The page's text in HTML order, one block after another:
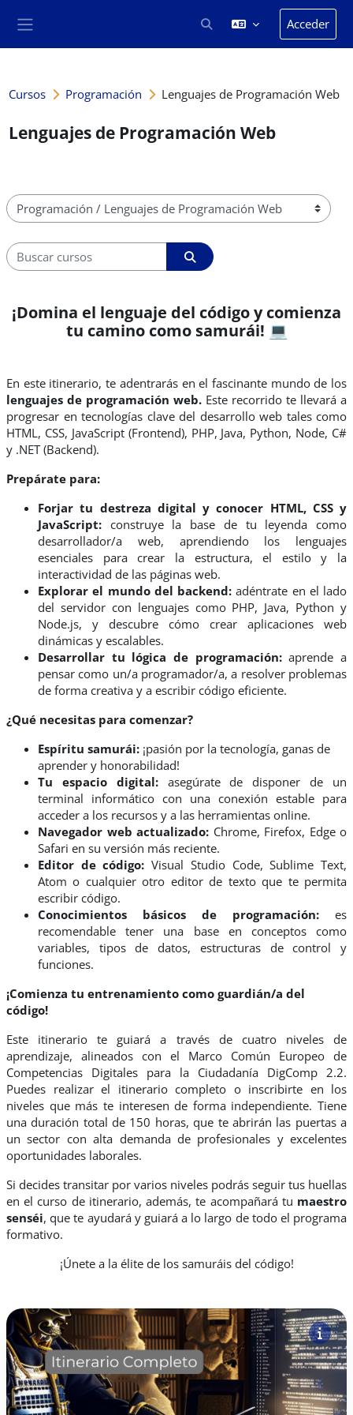
Selector de búsqueda de
Acceder
Cursos Programación Lenguajes de Programación Web
Lenguajes de Programación Web
Categorías
Buscar cursos
Buscar cursos
¡Domina el lenguaje del código y comienza
tu camino como samurái! 💻
En este itinerario, te adentrarás en el fascinante mundo de los
lenguajes de programación web. Este recorrido te llevará a
progresar en tecnologías clave del desarrollo web tales como
HTML, CSS, JavaScript (Frontend), PHP, Java, Python, Node, C#
y .NET (Backend).
Prepárate para:
Forjar tu destreza digital y conocer HTML, CSS y
JavaScript: construye la base de tu leyenda como
desarrollador/a web, aprendiendo los lenguajes
esenciales para crear la estructura, el estilo y la
interactividad de las páginas web.
Explorar el mundo del backend: adéntrate en el lado
del servidor con lenguajes como PHP, Java, Python y
Node.js, y descubre cómo crear aplicaciones web
dinámicas y escalables.
Desarrollar tu lógica de programación:aprende a
pensar como un/a programador/a, a resolver problemas
de forma creativa y a escribir código eficiente.
¿Qué necesitas para comenzar?
Espíritu samurái: ¡pasión por la tecnología, ganas de
aprender y honorabilidad!
Tu espaciodigital:asegúrate de disponer de un
terminal informático con una conexión estable para
acceder a los recursos y a las herramientas online.
Navegador web actualizado: Chrome, Firefox, Edge o
Safari en su versión más reciente.
Editor de código: Visual Studio Code, Sublime Text,
Atom o cualquier otro editor de texto que te permita
escribir código.
Conocimientos básicos de programación: es
recomendable tener una base en conceptos como
variables, tipos de datos, estructuras de control y
funciones.
¡Comienza tu entrenamiento como guardián/a del
código!
Este itinerario te guiará a través de cuatro niveles de
aprendizaje, alineados con el Marco Común Europeo de
Competencias Digitales para la Ciudadanía DigComp 2.2.
Puedes realizar el itinerario completo o inscribirte en los
niveles que más te interesen de forma independiente. Tiene
una duración total de 150 horas, que te abrirán las puertas a
un sector con alta demanda de profesionales y excelentes
oportunidades laborales.
Si decides transitar por varios niveles podrás seguir tus huellas
en el curso de itinerario, además, te acompañará tu maestro
senséi, que te ayudará y guiará a lo largo de todo el programa
formativo.
¡Únete a la élite de los samuráis del código!